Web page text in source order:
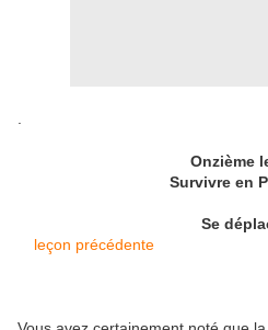
Onzième
Survivre en
Se
leçon précédente